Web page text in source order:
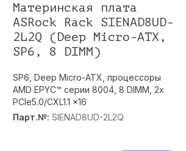
Материнская плата
ASRock Rack SIENAD8UD-
2L2Q (Deep Micro-ATX,
SP6, 8 DIMM)
SP6, Deep Micro-ATX, процессоры
AMD EPYC™ серии 8004, 8 DIMM, 2x
PCIe5.0/CXL1.1 x16
Парт.№: SIENAD8UD-2L2Q